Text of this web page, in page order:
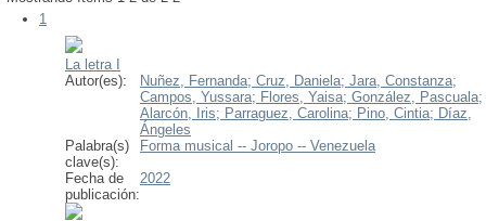
1
La letra I
Autor(es):
Nuñez, Fernanda; Cruz, Daniela; Jara, Constanza;
Campos, Yussara; Flores, Yaisa; González, Pascuala;
Alarcón, Iris; Parraguez, Carolina; Pino, Cintia; Díaz,
Ángeles
Palabra(s)
clave(s):
Forma musical -- Joropo -- Venezuela
Fecha de
publicación:
2022